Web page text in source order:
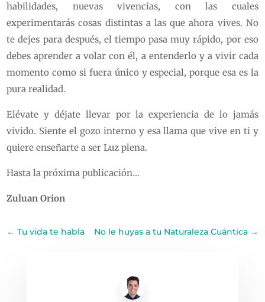
habilidades, nuevas vivencias, con las cuales
experimentarás cosas distintas a las que ahora vives. No
te dejes para después, el tiempo pasa muy rápido, por eso
debes aprender a volar con él, a entenderlo y a vivir cada
momento como si fuera único y especial, porque esa es la
pura realidad.
Elévate y déjate llevar por la experiencia de lo jamás
vivido. Siente el gozo interno y esa llama que vive en ti y
quiere enseñarte a ser Luz plena.
Hasta la próxima publicación…
Zuluan Orion
←Tu vida te habla No le huyas a tu Naturaleza Cuántica→